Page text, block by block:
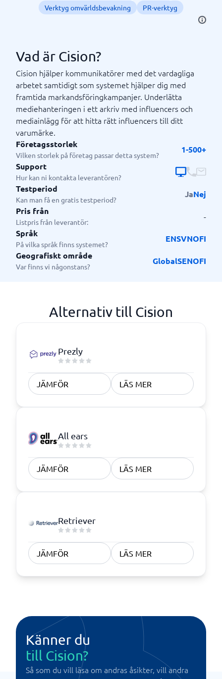
Verktyg omvärldsbevakning PR-verktyg
Vad är Cision?
Cision hjälper kommunikatörer med det vardagliga
arbetet samtidigt som systemet hjälper dig med
framtida markandsföringkampanjer. Underlätta
mediehanteringen i ett arkriv med influencers och
mediainlägg för att hitta rätt influencers till ditt
varumärke.
Företagsstorlek
Vilken storlek på företag passar detta system?
1-500+
Support
Hur kan ni kontakta leverantören?
Testperiod
Kan man få en gratis testperiod?
JaNej
Pris från
Listpris från leverantör:
-
Språk
På vilka språk finns systemet?
ENSVNOFI
Geografiskt område
Var finns vi någonstans?
GlobalSENOFI
Alternativ till Cision
Prezly
JÄMFÖR LÄS MER
All ears
JÄMFÖR LÄS MER
Retriever
JÄMFÖR LÄS MER
Känner du
till Cision?
Så som du vill läsa om andras åsikter, vill andra